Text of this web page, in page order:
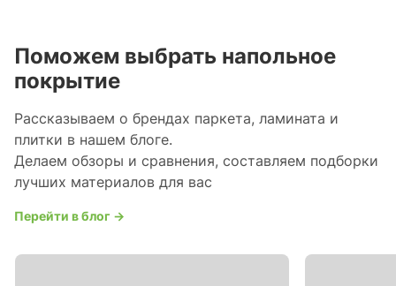
Поможем выбрать напольное
покрытие
Рассказываем о брендах паркета, ламината и
плитки в нашем блоге.
Делаем обзоры и сравнения, составляем подборки
лучших материалов для вас
Перейти в блог →